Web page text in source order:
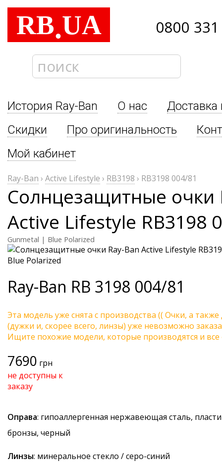
RB.UA 0800
История Ray-Ban О нас
Доставка
Скидки
Про оригинальность
Мой кабинет
Ray-Ban › Active Lifestyle › RB3198 › RB3198 004/81
Солнцезащитные очки
Active Lifestyle RB3198
Gunmetal | Blue Polarized
Ray-Ban RB 3198 004/81
Эта модель уже снята с производства (( Очки, а
(дужки и, скорее всего, линзы) уже невозможно
Ищите похожие модели, которые производятся и
7690 грн
не доступны к
заказу
Оправа: гипоаллергенная нержавеющая сталь,
бронзы, черный
Линзы: минеральное стекло / серо-синий